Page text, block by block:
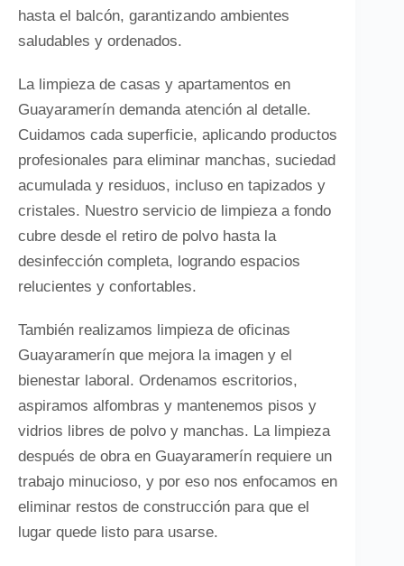
hasta el balcón, garantizando ambientes
saludables y ordenados.
La limpieza de casas y apartamentos en
Guayaramerín demanda atención al detalle.
Cuidamos cada superficie, aplicando productos
profesionales para eliminar manchas, suciedad
acumulada y residuos, incluso en tapizados y
cristales. Nuestro servicio de limpieza a fondo
cubre desde el retiro de polvo hasta la
desinfección completa, logrando espacios
relucientes y confortables.
También realizamos limpieza de oficinas
Guayaramerín que mejora la imagen y el
bienestar laboral. Ordenamos escritorios,
aspiramos alfombras y mantenemos pisos y
vidrios libres de polvo y manchas. La limpieza
después de obra en Guayaramerín requiere un
trabajo minucioso, y por eso nos enfocamos en
eliminar restos de construcción para que el
lugar quede listo para usarse.